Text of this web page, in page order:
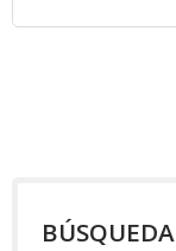
BÚSQUEDA